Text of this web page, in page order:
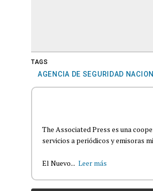
TAGS
AGENCIA DE SEGURIDAD
The Associated Press es una
servicios a periódicos y emisoras
El Nuevo... Leer más